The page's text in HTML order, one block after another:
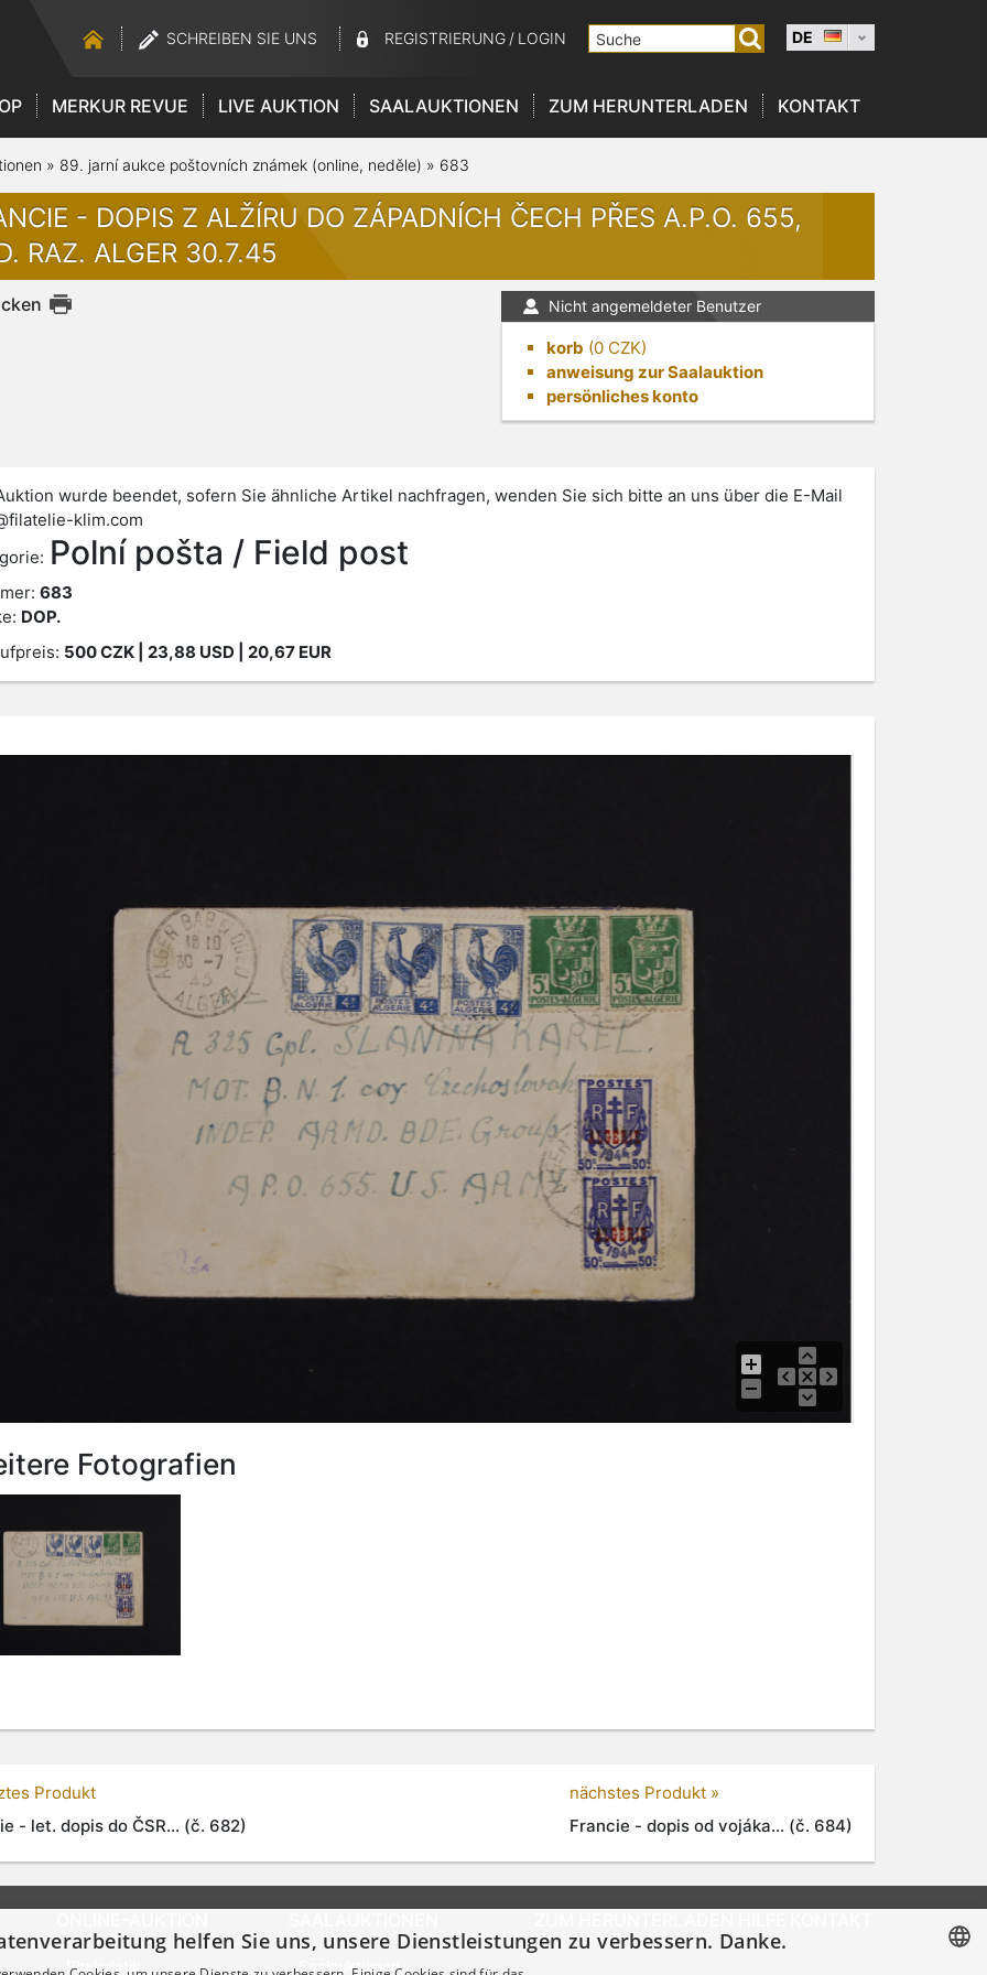
SCHREIBEN SIE UNS REGISTRIERUNG / LOGIN DE
MERKUR REVUE LIVE AUKTION SAALAUKTIONEN ZUM HERUNTERLADEN KONTAKT
» 89. jarní aukce poštovních známek (online, neděle) » 683
- DOPIS Z ALŽÍRU DO ZÁPADNÍCH ČECH PŘES A.P.O. 655,
RAZ. ALGER 30.7.45
Nicht angemeldeter Benutzer
korb (0 CZK)
anweisung zur Saalauktion
persönliches konto
wurde beendet, sofern Sie ähnliche Artikel nachfragen, wenden Sie sich bitte an uns über die E-Mail
klim.com
Polní pošta / Field post
683
DOP.
500CZK| 23,88 USD | 20,67 EUR
Fotografien
Produkt
- let. dopis do ČSR... (č. 682)
nächstes Produkt »
Francie - dopis od vojáka... (č. 684)
Phaleristik Saalauktionen
helfen Sie uns, unsere Dienstleistungen zu verbessern. Danke.